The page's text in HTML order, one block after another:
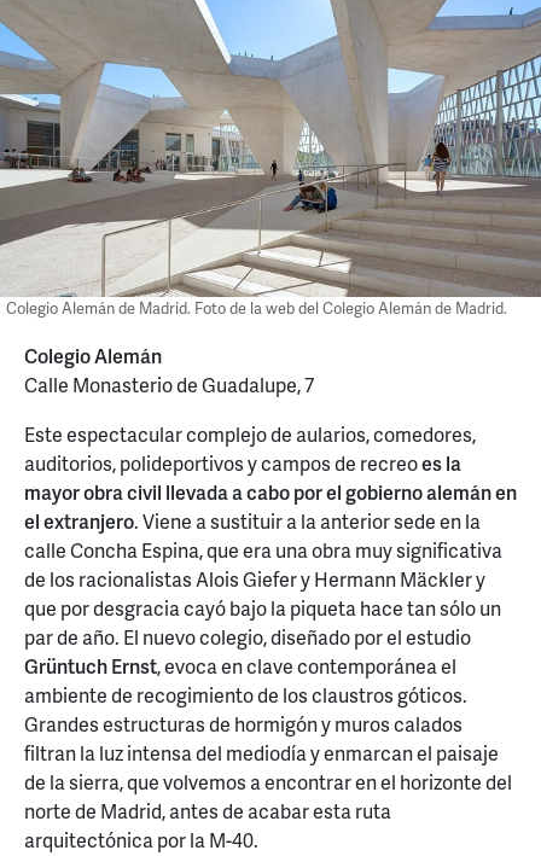
Colegio Alemán de Madrid. Foto de la web del Colegio Alemán de Madrid.
Colegio Alemán
Calle Monasterio de Guadalupe, 7
Este espectacular complejo de aularios, comedores,
auditorios, polideportivos y campos de recreoes la
mayor obra civil llevada a cabo por el gobierno alemán en
el extranjero. Viene a sustituir a la anterior sede en la
calle Concha Espina, que era una obra muy significativa
de los racionalistas Alois Giefer y Hermann Mäckler y
que por desgracia cayó bajo la piqueta hace tan sólo un
par de año. El nuevo colegio, diseñado por el estudio
Grüntuch Ernst, evoca en clave contemporánea el
ambiente de recogimiento de los claustros góticos.
Grandes estructuras de hormigón y muros calados
filtran la luz intensa del mediodía y enmarcan el paisaje
de la sierra, que volvemos a encontrar en el horizonte del
norte de Madrid, antes de acabar esta ruta
arquitectónica por la M-40.